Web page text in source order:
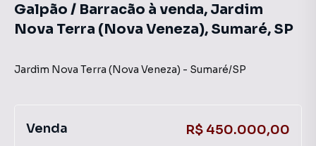
Galpão / Barracão à venda, Jardim
Nova Terra (Nova Veneza), Sumaré, SP
Jardim Nova Terra (Nova Veneza) - Sumaré/SP
Venda R$ 450.000,00